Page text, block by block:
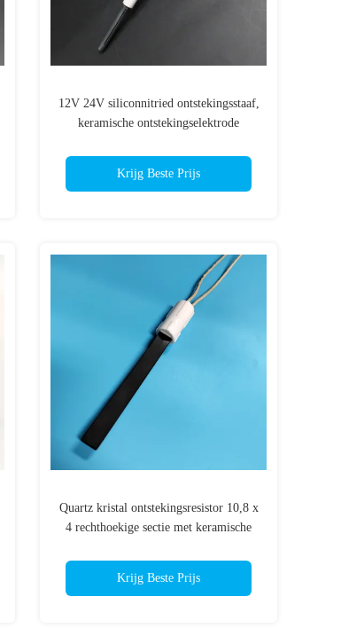
12V 24V siliconnitried ontstekingsstaaf,
keramische ontstekingselektrode
Krijg Beste Prijs
Quartz kristal ontstekingsresistor 10,8 x
4 rechthoekige sectie met keramische
Krijg Beste Prijs